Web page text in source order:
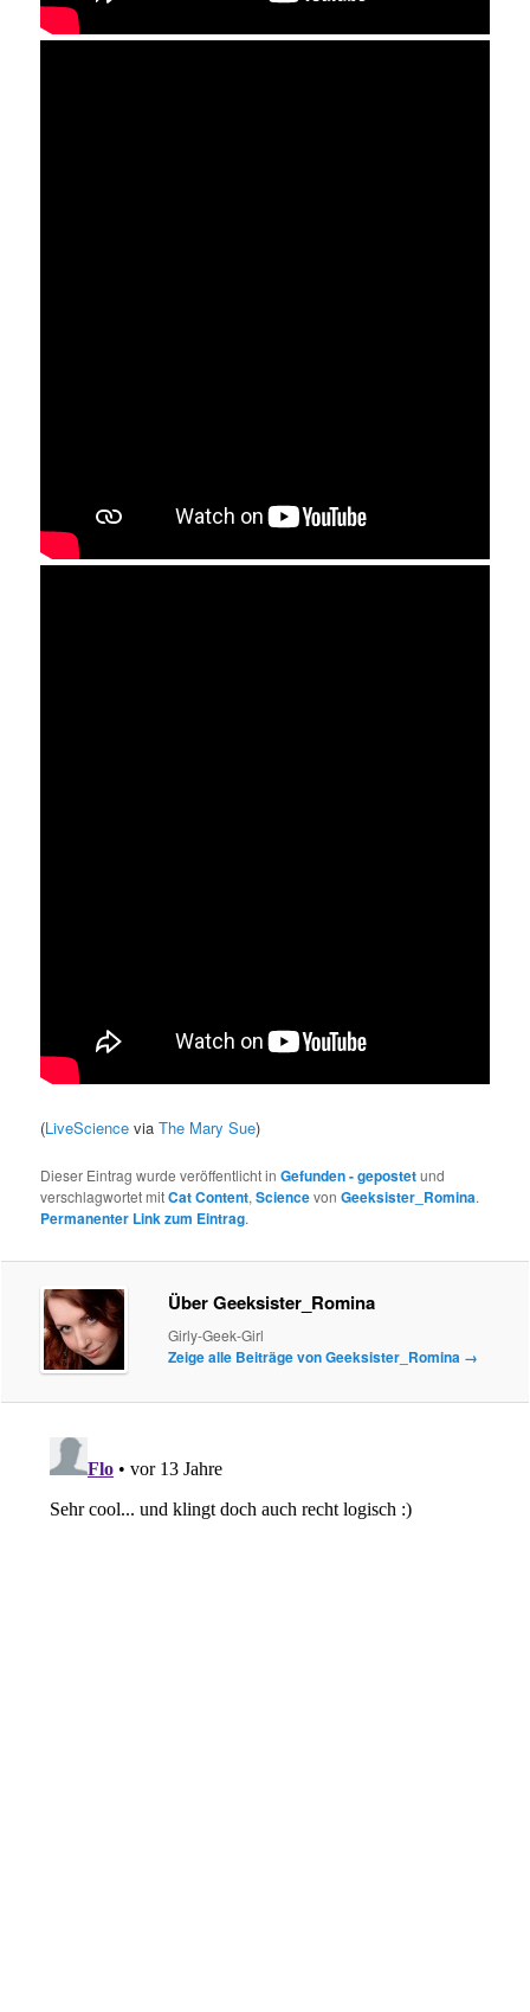
(LiveScience viaThe Mary Sue)
Dieser Eintrag wurde veröffentlicht inGefunden - gepostetund
verschlagwortet mitCat Content,SciencevonGeeksister_Romina.
Permanenter Link zum Eintrag.
Über Geeksister_Romina
Girly-Geek-Girl
Zeige alle Beiträge von Geeksister_Romina →